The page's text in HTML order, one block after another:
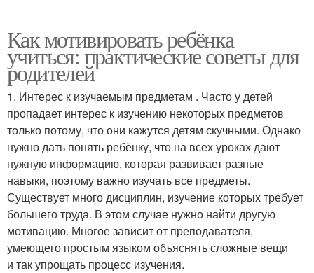
Как мотивировать ребёнка
учиться: практические советы для
родителей
1. Интерес к изучаемым предметам . Часто у детей
пропадает интерес к изучению некоторых предметов
только потому, что они кажутся детям скучными. Однако
нужно дать понять ребёнку, что на всех уроках дают
нужную информацию, которая развивает разные
навыки, поэтому важно изучать все предметы.
Существует много дисциплин, изучение которых требует
большего труда. В этом случае нужно найти другую
мотивацию. Многое зависит от преподавателя,
умеющего простым языком объяснять сложные вещи
и так упрощать процесс изучения.